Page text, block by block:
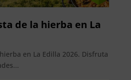
de la hierba en La
en La Edilla 2026. Disfruta